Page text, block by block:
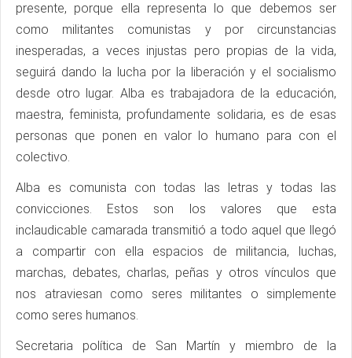
presente, porque ella representa lo que debemos ser
como militantes comunistas y por circunstancias
inesperadas, a veces injustas pero propias de la vida,
seguirá dando la lucha por la liberación y el socialismo
desde otro lugar. Alba es trabajadora de la educación,
maestra, feminista, profundamente solidaria, es de esas
personas que ponen en valor lo humano para con el
colectivo.
Alba es comunista con todas las letras y todas las
convicciones. Estos son los valores que esta
inclaudicable camarada transmitió a todo aquel que llegó
a compartir con ella espacios de militancia, luchas,
marchas, debates, charlas, peñas y otros vínculos que
nos atraviesan como seres militantes o simplemente
como seres humanos.
Secretaria política de San Martín y miembro de la